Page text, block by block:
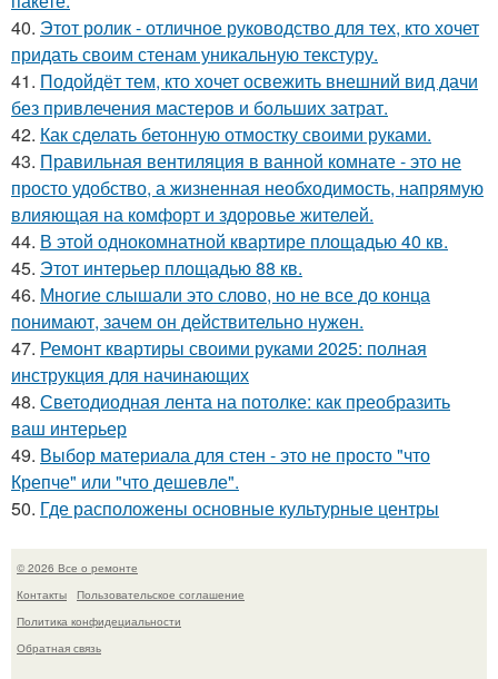
40. Этот ролик - отличное руководство для тех, кто хочет
придать своим стенам уникальную текстуру.
41. Подойдёт тем, кто хочет освежить внешний вид дачи
без привлечения мастеров и больших затрат.
42. Как сделать бетонную отмостку своими руками.
43. Правильная вентиляция в ванной комнате - это не
просто удобство, а жизненная необходимость, напрямую
влияющая на комфорт и здоровье жителей.
44. В этой однокомнатной квартире площадью 40 кв.
45. Этот интерьер площадью 88 кв.
46. Многие слышали это слово, но не все до конца
понимают, зачем он действительно нужен.
47. Ремонт квартиры своими руками 2025: полная
инструкция для начинающих
48. Светодиодная лента на потолке: как преобразить
ваш интерьер
49. Выбор материала для стен - это не просто "что
Крепче" или "что дешевле".
50. Где расположены основные культурные центры
© 2026 Все о ремонте
Контакты
Пользовательское соглашение
Политика конфидециальности
Обратная связь